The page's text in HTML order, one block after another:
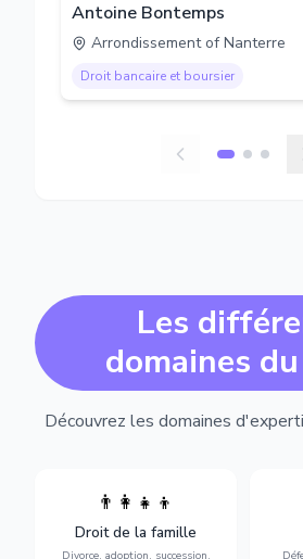
Antoine Bontemps
Arrondissement of Nanterre
Droit bancaire et boursier
Les
domaines
Découvrez les domaines
👨‍👩‍👧‍👦
Droit de la famille
Divorce, adoption, succession,
Divorce, garde d'enfants,
adoption, succession et
protection des personnes